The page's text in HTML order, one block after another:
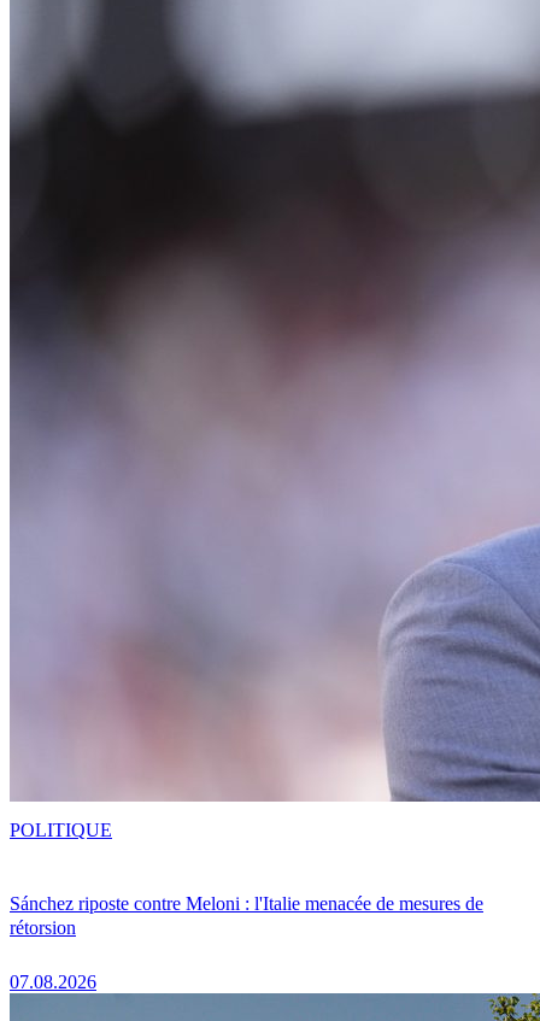
Sánchez riposte contre Meloni : l'Italie menacée de mesures de
rétorsion
07.08.2026
POLITIQUE